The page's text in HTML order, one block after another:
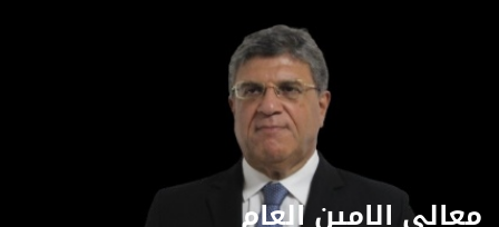
معالي الامين العام